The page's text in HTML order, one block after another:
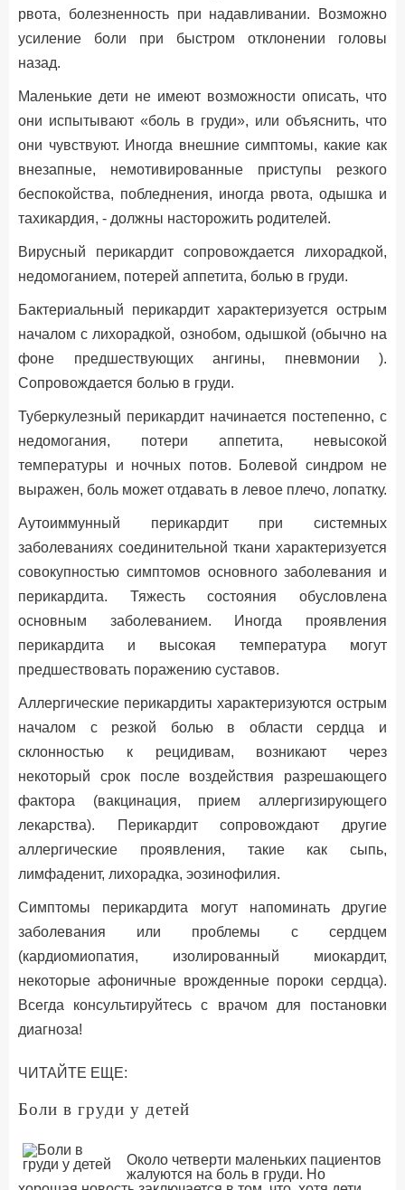
рвота, болезненность при надавливании. Возможно
усиление боли при быстром отклонении головы
назад.
Маленькие дети не имеют возможности описать, что
они испытывают «боль в груди», или объяснить, что
они чувствуют. Иногда внешние симптомы, какие как
внезапные, немотивированные приступы резкого
беспокойства, побледнения, иногда рвота, одышка и
тахикардия, - должны насторожить родителей.
Вирусный перикардит сопровождается лихорадкой,
недомоганием, потерей аппетита, болью в груди.
Бактериальный перикардит характеризуется острым
началом с лихорадкой, ознобом, одышкой (обычно на
фоне предшествующих ангины, пневмонии ).
Сопровождается болью в груди.
Туберкулезный перикардит начинается постепенно, с
недомогания, потери аппетита, невысокой
температуры и ночных потов. Болевой синдром не
выражен, боль может отдавать в левое плечо, лопатку.
Аутоиммунный перикардит при системных
заболеваниях соединительной ткани характеризуется
совокупностью симптомов основного заболевания и
перикардита. Тяжесть состояния обусловлена
основным заболеванием. Иногда проявления
перикардита и высокая температура могут
предшествовать поражению суставов.
Аллергические перикардиты характеризуются острым
началом с резкой болью в области сердца и
склонностью к рецидивам, возникают через
некоторый срок после воздействия разрешающего
фактора (вакцинация, прием аллергизирующего
лекарства). Перикардит сопровождают другие
аллергические проявления, такие как сыпь,
лимфаденит, лихорадка, эозинофилия.
Симптомы перикардита могут напоминать другие
заболевания или проблемы с сердцем
(кардиомиопатия, изолированный миокардит,
некоторые афоничные врожденные пороки сердца).
Всегда консультируйтесь с врачом для постановки
диагноза!
ЧИТАЙТЕ ЕЩЕ:
Боли в груди у детей
Около четверти маленьких пациентов
жалуются на боль в груди. Но